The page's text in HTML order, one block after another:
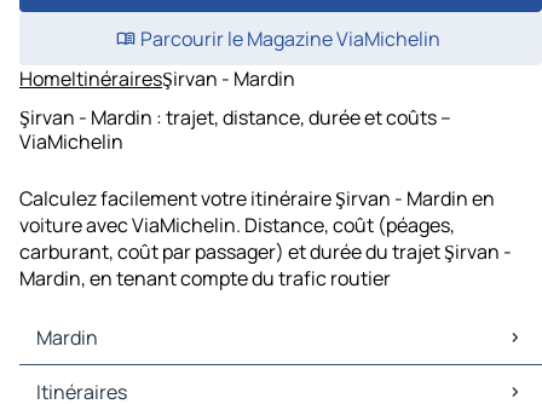
Parcourir le Magazine ViaMichelin
HomeItinérairesŞirvan - Mardin
Şirvan - Mardin : trajet, distance, durée et coûts –
ViaMichelin
Calculez facilement votre itinéraire Şirvan - Mardin en
voiture avec ViaMichelin. Distance, coût (péages,
carburant, coût par passager) et durée du trajet Şirvan -
Mardin, en tenant compte du trafic routier
Mardin
Mardin Cartes et plans
Itinéraires